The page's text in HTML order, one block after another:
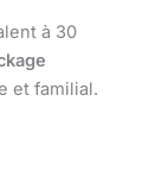
à 30
et familial.